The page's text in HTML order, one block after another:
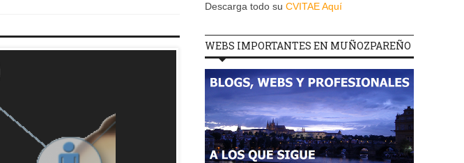
Descarga todo su CVITAE Aquí
WEBS IMPORTANTES EN MUÑOZPAREÑO